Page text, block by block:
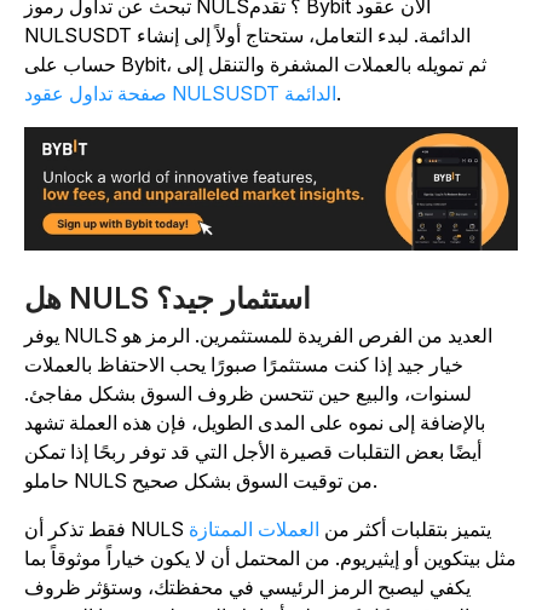
تبحث عن تداول رموز NULS؟ تقدم Bybit الآن عقود
NULSUSDT الدائمة. لبدء التعامل، ستحتاج أولاً إلى إنشاء
حساب على Bybit، ثم تمويله بالعملات المشفرة والتنقل إلى
صفحة تداول عقود NULSUSDT الدائمة
هل NULS استثمار جيد؟
يوفر NULS العديد من الفرص الفريدة للمستثمرين. الرمز هو
خيار جيد إذا كنت مستثمرًا صبورًا يحب الاحتفاظ بالعملات
لسنوات، والبيع حين تتحسن ظروف السوق بشكل مفاجئ.
بالإضافة إلى نموه على المدى الطويل، فإن هذه العملة تشهد
أيضًا بعض التقلبات قصيرة الأجل التي قد توفر ربحًا إذا تمكن
فقط تذكر أن NULS يتميز بتقلبات أكثر من العملات الممتازة
بيتكوين أو إيثيريوم. من المحتمل أن لا يكون خياراً موثوقاً بما
يكفي ليصبح الرمز الرئيسي في محفظتك، وستؤثر ظروف